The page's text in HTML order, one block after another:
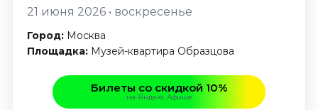
Август 2026
Сентябрь 2026
Октябрь 2026
Декабрь 2026
21 июня 2026 • воскресенье
Город: Москва
Площадка: Музей-квартира Образцова
Билеты со скидкой 10%
на Яндекс Афише